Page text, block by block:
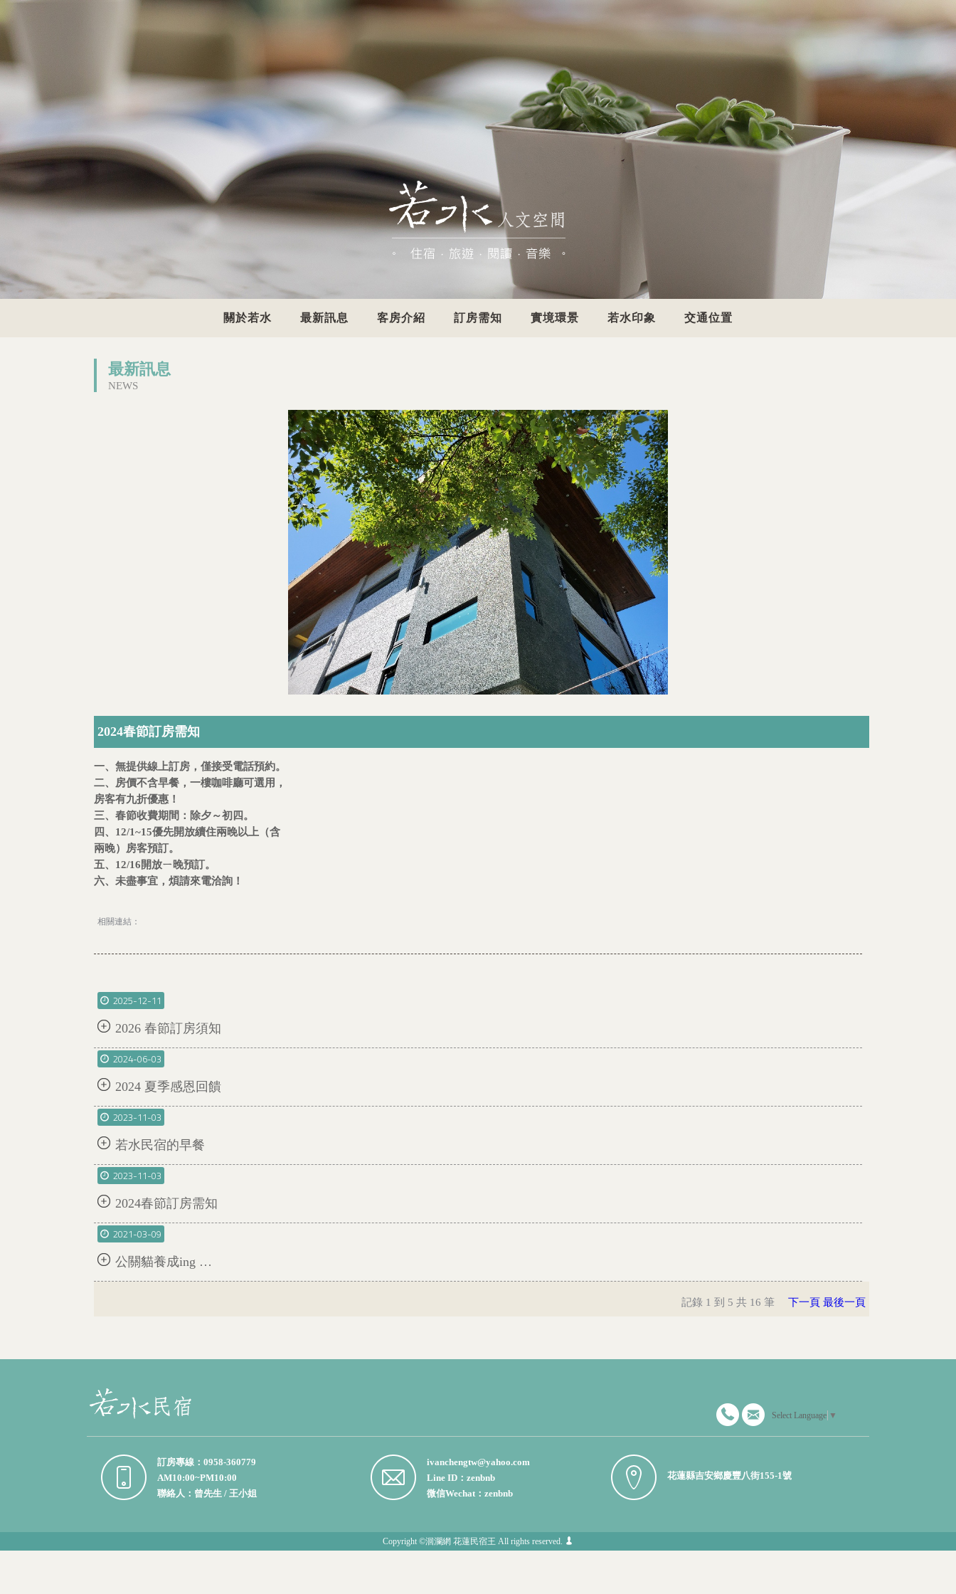
關於若水 最新訊息 客房介紹 訂房需知 實境環景 若水印象 交通位置
最新訊息
NEWS
2024春節訂房需知
一、無提供線上訂房，僅接受電話預約。
二、房價不含早餐，一樓咖啡廳可選用，
房客有九折優惠！
三、春節收費期間：除夕～初四。
四、12/1~15優先開放續住兩晚以上（含
兩晚）房客預訂。
五、12/16開放ㄧ晚預訂。
六、未盡事宜，煩請來電洽詢！
相關連結：
2025-12-11
2026 春節訂房須知
2024-06-03
2024 夏季感恩回饋
2023-11-03
若水民宿的早餐
2023-11-03
2024春節訂房需知
2021-03-09
公關貓養成ing …
記錄 1 到 5 共 16 筆 下一頁 最後一頁
Select Language ▼
訂房專線：0958-360779
AM10:00~PM10:00
聯絡人：曾先生 / 王小姐
ivanchengtw@yahoo.com
Line ID：zenbnb
微信Wechat：zenbnb
花蓮縣吉安鄉慶豐八街155-1號
Copyright ©洄瀾網 花蓮民宿王 All rights reserved.